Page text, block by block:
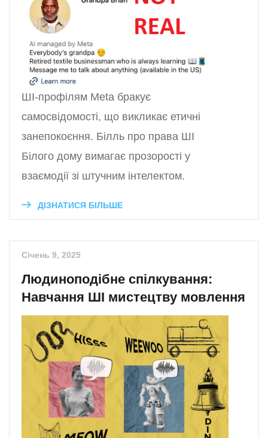
ШІ-профілям Meta бракує
самосвідомості, що викликає етичні
занепокоєння. Білль про права ШІ
Білого дому вимагає прозорості у
взаємодії зі штучним інтелектом.
ДІЗНАТИСЯ БІЛЬШЕ
Січень 9, 2025
Людиноподібне спілкування:
Навчання ШІ мистецтву мовлення